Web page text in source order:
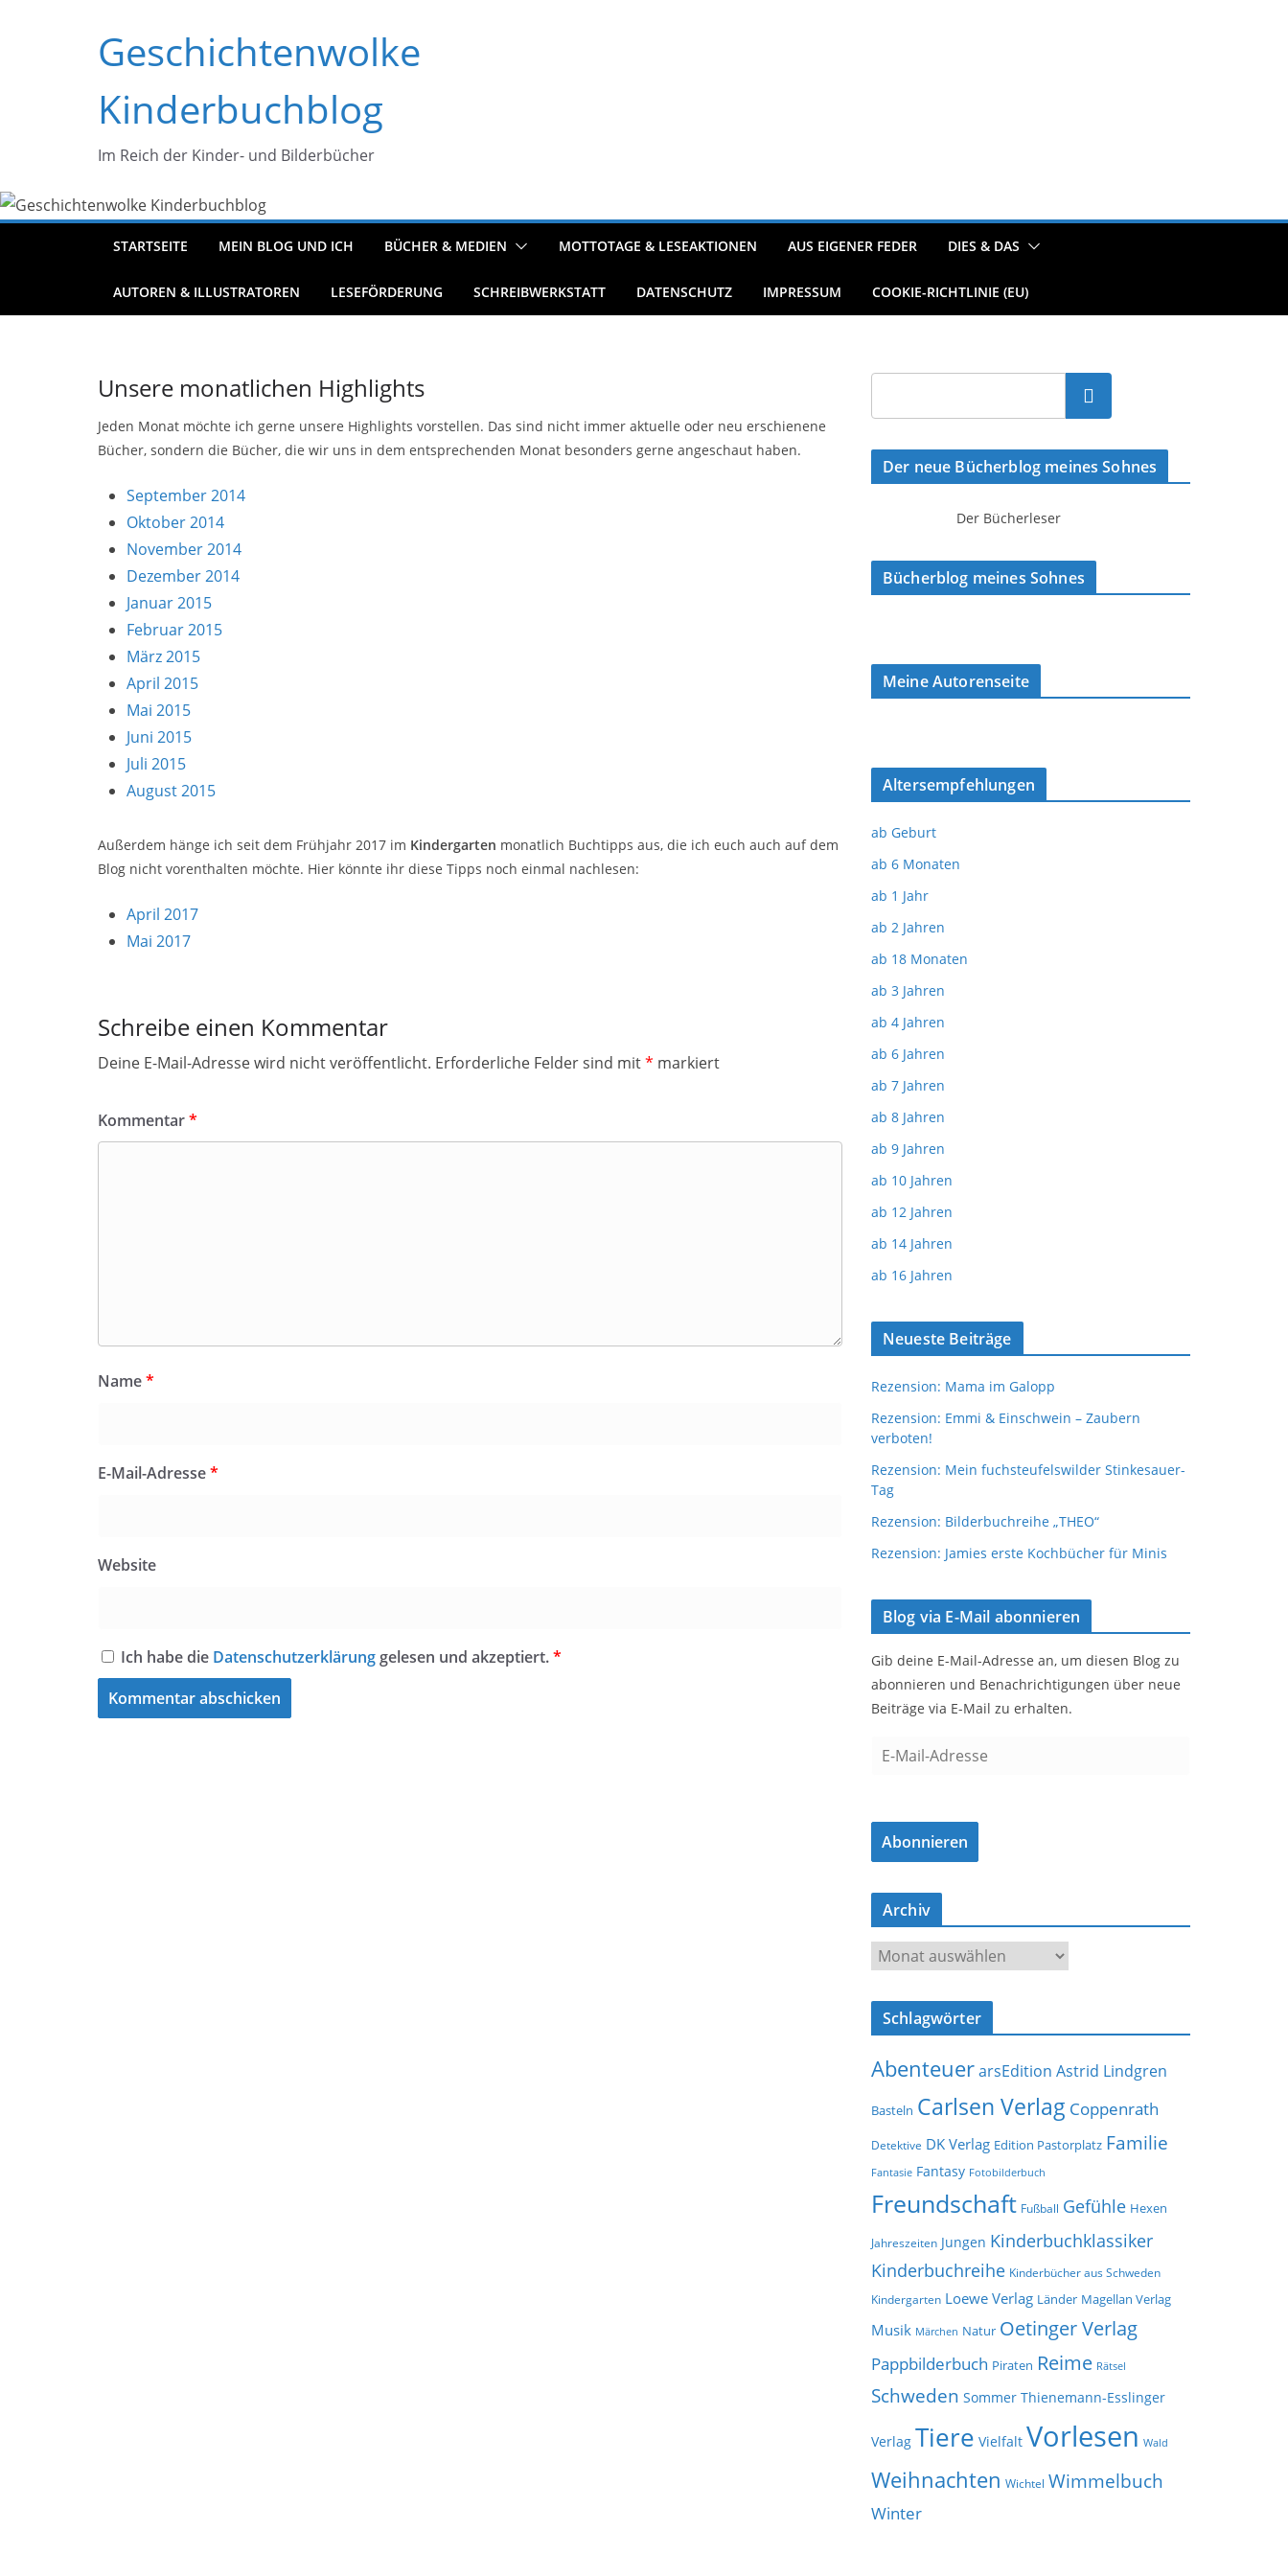
Geschichtenwolke
Kinderbuchblog
Im Reich der Kinder- und Bilderbücher
STARTSEITE MEIN BLOG UND ICH BÜCHER & MEDIEN MOTTOTAGE & LESEAKTIONEN AUS EIGENER FEDER DIES & DAS
AUTOREN & ILLUSTRATOREN LESEFÖRDERUNG SCHREIBWERKSTATT DATENSCHUTZ IMPRESSUM COOKIE-RICHTLINIE (EU)
Unsere monatlichen Highlights
Jeden Monat möchte ich gerne unsere Highlights vorstellen. Das sind nicht immer aktuelle oder neu erschienene
Bücher, sondern die Bücher, die wir uns in dem entsprechenden Monat besonders gerne angeschaut haben.
September 2014
Oktober 2014
November 2014
Dezember 2014
Januar 2015
Februar 2015
März 2015
April 2015
Mai 2015
Juni 2015
Juli 2015
August 2015
Außerdem hänge ich seit dem Frühjahr 2017 im Kindergarten monatlich Buchtipps aus, die ich euch auch auf dem
Blog nicht vorenthalten möchte. Hier könnte ihr diese Tipps noch einmal nachlesen:
April 2017
Mai 2017
Schreibe einen Kommentar
Deine E-Mail-Adresse wird nicht veröffentlicht. Erforderliche Felder sind mit* markiert
Kommentar*
Name*
E-Mail-Adresse*
Website
Ich habe die Datenschutzerklärung gelesen und akzeptiert.*
Suchen
Der neue Bücherblog meines Sohnes
Der Bücherleser
Bücherblog meines Sohnes
Meine Autorenseite
Altersempfehlungen
ab Geburt
ab 6 Monaten
ab 1 Jahr
ab 2 Jahren
ab 18 Monaten
ab 3 Jahren
ab 4 Jahren
ab 6 Jahren
ab 7 Jahren
ab 8 Jahren
ab 9 Jahren
ab 10 Jahren
ab 12 Jahren
ab 14 Jahren
ab 16 Jahren
Neueste Beiträge
Rezension: Mama im Galopp
Rezension: Emmi & Einschwein – Zaubern
verboten!
Rezension: Mein fuchsteufelswilder Stinkesauer-
Tag
Rezension: Bilderbuchreihe „THEO“
Rezension: Jamies erste Kochbücher für Minis
Blog via E-Mail abonnieren
Gib deine E-Mail-Adresse an, um diesen Blog zu
abonnieren und Benachrichtigungen über neue
Beiträge via E-Mail zu erhalten.
a
l
-
d
s
e
Abonnieren
Archiv
r
c
v
Schlagwörter
AbenteuerarsEdition Astrid Lindgren
Basteln Carlsen Verlag Coppenrath
Detektive DK Verlag Edition Pastorplatz Familie
Fantasie Fantasy Fotobilderbuch
Freundschaft Fußball Gefühle Hexen
Jahreszeiten Jungen Kinderbuchklassiker
Kinderbuchreihe Kinderbücher aus Schweden
Kindergarten Loewe Verlag Länder Magellan Verlag
Musik Märchen Natur Oetinger Verlag
Pappbilderbuch Piraten Reime Rätsel
Schweden Sommer Thienemann-Esslinger
Verlag Tiere Vielfalt Vorlesen Wald
Weihnachten Wichtel Wimmelbuch
Winter